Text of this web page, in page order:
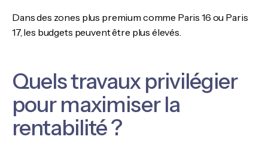
Dans des zones plus premium comme Paris 16 ou Paris
17, les budgets peuvent être plus élevés.
Quels travaux privilégier
pour maximiser la
rentabilité ?